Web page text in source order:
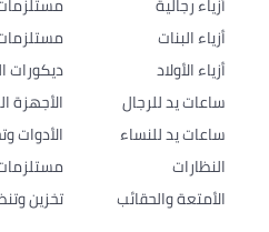
أزياء البنات
أزياء الأولاد
ساعات يد للرجال
ساعات يد للنساء
النظارات
الأمتعة والحقائب
ديكورات
الأجهزة
الأدوات
تخزين